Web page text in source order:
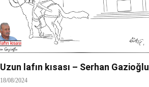
Uzun lafın kısası – Serhan Gazioğlu
18/08/2024